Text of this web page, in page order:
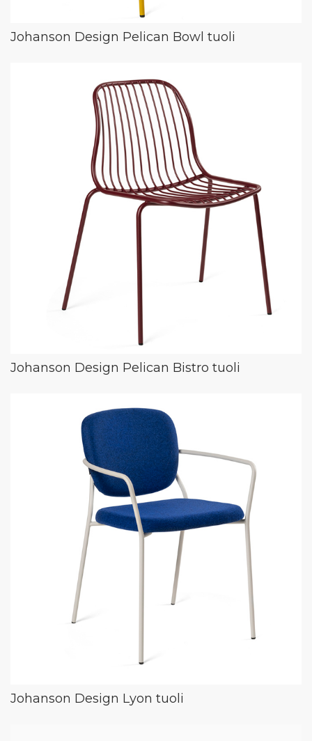
Johanson Design Pelican Bowl tuoli
Johanson Design Pelican Bistro tuoli
Johanson Design Lyon tuoli